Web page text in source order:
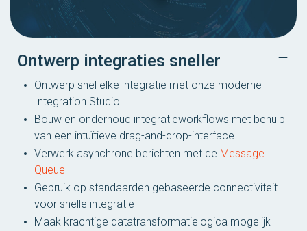
Ontwerp integraties sneller
Ontwerp snel elke integratie met onze moderne
Integration Studio
Bouw en onderhoud integratieworkflows met behulp
van een intuïtieve drag-and-drop-interface
Verwerk asynchrone berichten met de Message
Queue
Gebruik op standaarden gebaseerde connectiviteit
voor snelle integratie
Maak krachtige datatransformatielogica mogelijk